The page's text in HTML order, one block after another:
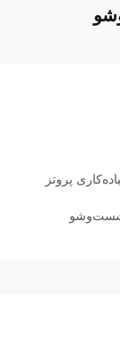
پروتز
شست‌وشو